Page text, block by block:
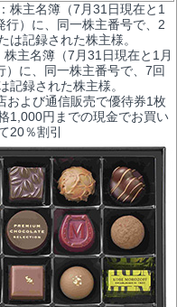
株主名簿（7月31日現在と1
行）に、同一株主番号で、2
は記録された株主様。
主名簿（7月31日現在と1月
）に、同一株主番号で、7回
記録された株主様。
よび通信販売で優待券1枚
1,000円までの現金でお買い
20％割引